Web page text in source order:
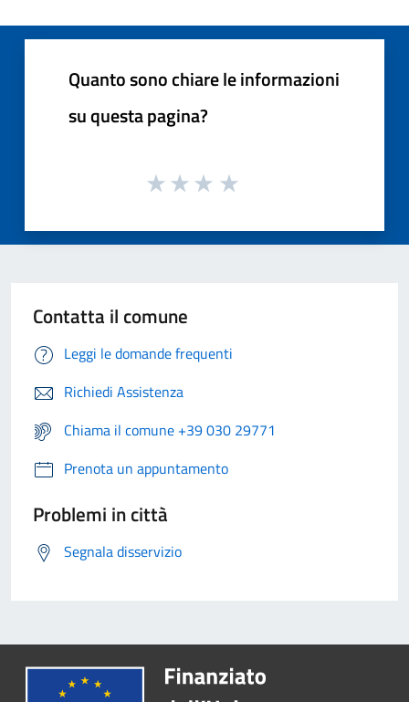
Quanto sono chiare le informazioni
su questa pagina?
Contatta il comune
Leggi le domande frequenti
Richiedi Assistenza
Chiama il comune +39 030 29771
Prenota un appuntamento
Problemi in città
Segnala disservizio